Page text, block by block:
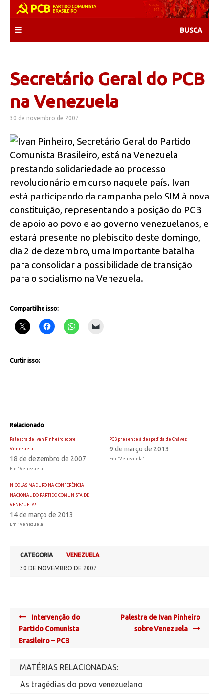
content
Secretário Geral do PCB
na Venezuela
30 de novembro de 2007
Ivan Pinheiro, Secretário Geral do Partido
Comunista Brasileiro, está na Venezuela
prestando solidariedade ao processo
revolucionário em curso naquele país. Ivan
está participando da campanha pelo SIM à nova
constituição, representando a posição do PCB
de apoio ao povo e ao governo venezuelanos, e
estará presente no plebiscito deste domingo,
dia 2 de dezembro, uma importante batalha
para consolidar a possibilidade de transição
para o socialismo na Venezuela.
Compartilhe isso:
Curtir isso:
Relacionado
Palestra de Ivan Pinheiro sobre
Venezuela
18 de dezembro de 2007
Em "Venezuela"
PCB presente à despedida de Chávez
9 de março de 2013
Em "Venezuela"
NICOLAS MADURO NA CONFERÊNCIA
NACIONAL DO PARTIDO COMUNISTA DE
VENEZUELA!
14 de março de 2013
Em "Venezuela"
CATEGORIA
VENEZUELA
30 DE NOVEMBRO DE 2007
Post
navigation
Intervenção do
Partido Comunista
Brasileiro – PCB
Palestra de Ivan Pinheiro
sobre Venezuela
MATÉRIAS RELACIONADAS:
As tragédias do povo venezuelano